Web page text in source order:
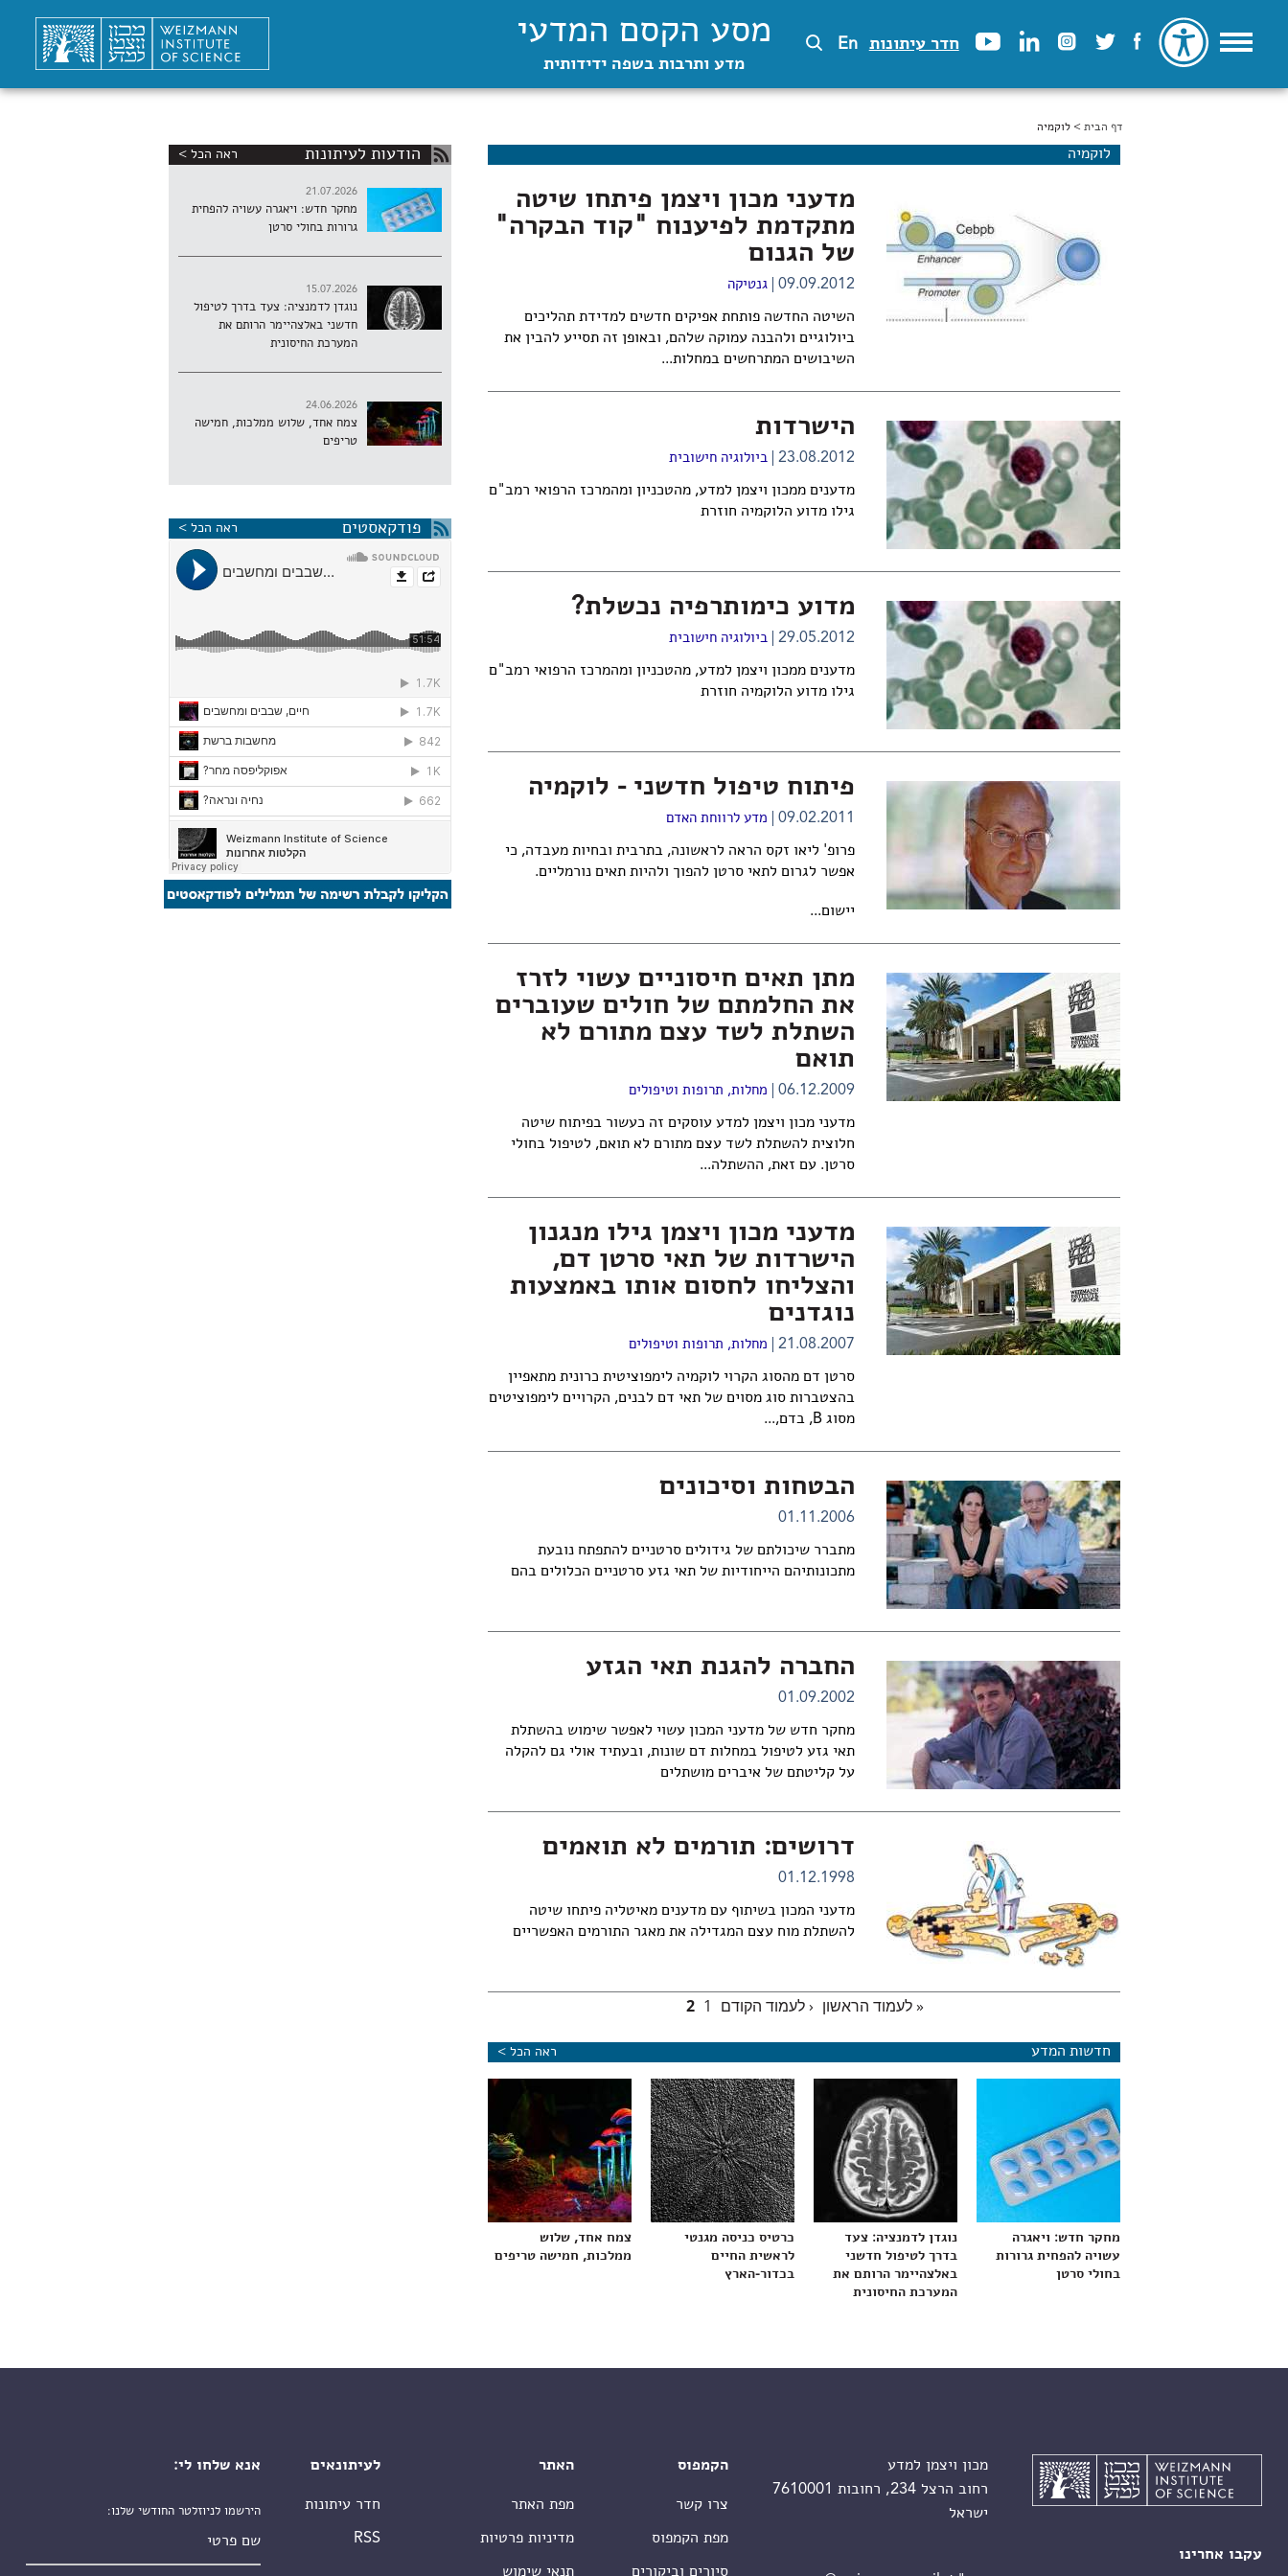
חדר עיתונות En מסע הקסם המדעי
מדע ותרבות בשפה ידידותית
הינך נמצא כאן
דף הבית > לוקמיה
לוקמיה
מדעני מכון ויצמן פיתחו שיטה
מתקדמת לפיענוח "קוד הבקרה"
של הגנום
09.09.2012 גנטיקה
השיטה החדשה פותחת אפיקים חדשים למדידת תהליכים
ביולוגיים ולהבנה עמוקה שלהם, ובאופן זה תסייע להבין את
השיבושים המתרחשים במחלות...
הישרדות
23.08.2012 ביולוגיה חישובית
מדענים ממכון ויצמן למדע, מהטכניון ומהמרכז הרפואי רמב"ם
גילו מדוע הלוקמיה חוזרת
מדוע כימותרפיה נכשלת?
29.05.2012 ביולוגיה חישובית
מדענים ממכון ויצמן למדע, מהטכניון ומהמרכז הרפואי רמב"ם
גילו מדוע הלוקמיה חוזרת
פיתוח טיפול חדשני - לוקמיה
09.02.2011 מדע לרווחת האדם
פרופ' ליאו זקס הראה לראשונה, בתרבית ובחיות מעבדה, כי
אפשר לגרום לתאי סרטן להפוך ולהיות תאים נורמליים.
יישום...
מתן תאים חיסוניים עשוי לזרז
את החלמתם של חולים שעוברים
השתלת לשד עצם מתורם לא
תואם
06.12.2009 מחלות, תרופות וטיפולים
מדעני מכון ויצמן למדע עוסקים זה כעשור בפיתוח שיטה
חלוצית להשתלת לשד עצם מתורם לא תואם, לטיפול בחולי
סרטן. עם זאת, ההשתלה...
מדעני מכון ויצמן גילו מנגנון
הישרדות של תאי סרטן דם,
והצליחו לחסום אותו באמצעות
נוגדנים
21.08.2007 מחלות, תרופות וטיפולים
סרטן דם מהסוג הקרוי לוקמיה לימפוציטית כרונית מתאפיין
בהצטברות סוג מסוים של תאי דם לבנים, הקרויים לימפוציטים
מסוג B, בדם,...
הבטחות וסיכונים
01.11.2006
מתברר שיכולתם של גידולים סרטניים להתפתח נובעת
מתכונותיהם הייחודיות של תאי גזע סרטניים הכלולים בהם
החברה להגנת תאי הגזע
01.09.2002
מחקר חדש של מדעני המכון עשוי לאפשר שימוש בהשתלת
תאי גזע לטיפול במחלות דם שונות, ובעתיד אולי גם להקלה
על קליטתם של איברים מושתלים
דרושים: תורמים לא תואמים
01.12.1998
מדעני המכון בשיתוף עם מדענים מאיטליה פיתחו שיטה
להשתלת מוח עצם המגדילה את מאגר התורמים האפשריים
« לעמוד הראשון ‹ לעמוד הקודם 1
2
חדשות המדע ראה הכל >
מחקר חדש: ויאגרה
עשויה להפחית גרורות
בחולי סרטן
נוגדן לדמנציה: צעד
בדרך לטיפול חדשני
באלצהיימר הרותם את
המערכת החיסונית
כרטיס כניסה מגנטי
לראשית החיים
בכדור-הארץ
צמח אחד, שלוש
ממלכות, חמישה טריפים
הודעות לעיתונות ראה הכל >
21.07.2026
מחקר חדש: ויאגרה עשויה להפחית
גרורות בחולי סרטן
15.07.2026
נוגדן לדמנציה: צעד בדרך לטיפול
חדשני באלצהיימר הרותם את
המערכת החיסונית
24.06.2026
צמח אחד, שלוש ממלכות, חמישה
טריפים
פודקאסטים ראה הכל >
עקבו אחרינו
מכון ויצמן למדע
רחוב הרצל 234, רחובות 7610001
ישראל
הקמפוס
צרו קשר
מפת הקמפוס
סיורים וביקורים
האתר
מפת האתר
מדיניות פרטיות
תנאי שימוש
לעיתונאים
חדר עיתונות
RSS
אנא שלחו לי:
הירשמו לניוזלטר החודשי שלנו: